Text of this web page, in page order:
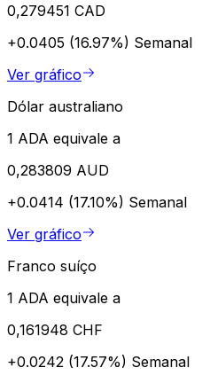
0,279451 CAD
+0.0405 (16.97%) Semanal
Ver gráfico
Dólar australiano
1 ADA equivale a
0,283809 AUD
+0.0414 (17.10%) Semanal
Ver gráfico
Franco suíço
1 ADA equivale a
0,161948 CHF
+0.0242 (17.57%) Semanal